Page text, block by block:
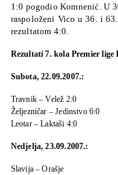
1:0 pogodio Komnenić. U
raspoloženi Vico u 36. i
rezultatom 4:0.
Rezultati 7. kola Premier lige
Subota, 22.09.2007.:
Travnik – Velež 2:0
Željezničar – Jedinstvo 6:0
Leotar – Laktaši 4:0
Nedjelja, 23.09.2007.:
Slavija – Orašje